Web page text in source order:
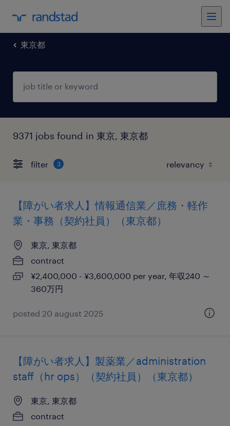
東京都
9371 jobs found in 東京, 東京都
filter 3
【障がい者求人】情報通信業／庶務・軽作
業・事務（契約社員）（東京都）
東京, 東京都
contract
¥2,400,000 - ¥3,600,000 per year, 年収240 ～
360万円
posted 20 august 2025
【障がい者求人】製薬業／administration
staff（hr ops）（契約社員）（東京都）
東京, 東京都
contract